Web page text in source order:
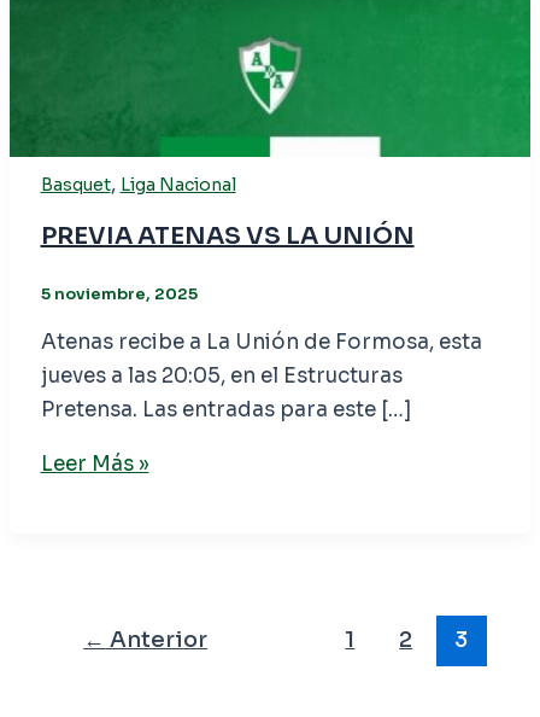
Basquet, Liga Nacional
PREVIA ATENAS VS LA UNIÓN
5 noviembre, 2025
Atenas recibe a La Unión de Formosa, esta
jueves a las 20:05, en el Estructuras
Pretensa. Las entradas para este […]
Leer Más »
← Anterior 1 2 3